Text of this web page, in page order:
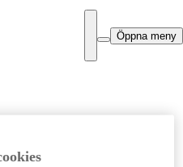
Öppna meny